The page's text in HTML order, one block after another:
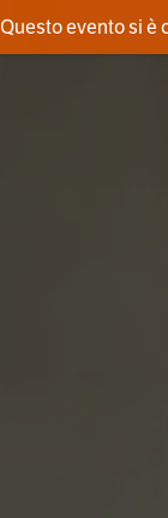
Questo evento si è